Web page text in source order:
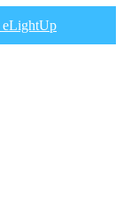
eLightUp